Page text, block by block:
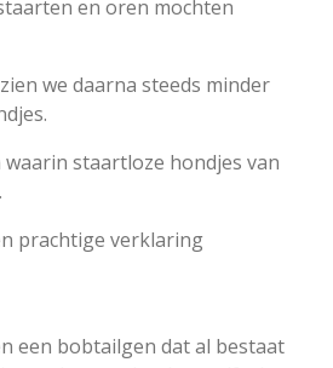
en oren mochten
we daarna steeds minder
staartloze hondjes van
prachtige verklaring
een bobtailgen dat al bestaat